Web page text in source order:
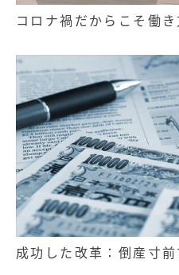
コロナ禍だからこそ働
成功した改革：倒産寸